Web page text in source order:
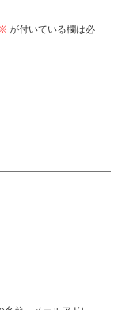
が付いている欄は必